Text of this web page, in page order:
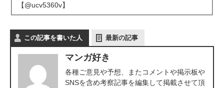
【@ucv5360v】
この記事を書いた人 最新の記事
マンガ好き
各種ご意見や予想、またコメントや掲示板や
SNSを含め考察記事を編集して掲載させて頂